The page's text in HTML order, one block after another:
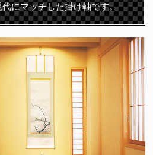
にマッチした掛け軸です。